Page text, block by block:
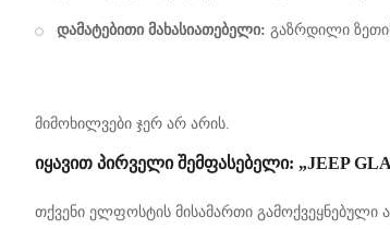
დამატებითი მახასიათებელი: გაზრდილი
მიმოხილვები ჯერ არ არის.
ᲘᲧᲐᲕᲘᲗ ᲞᲘᲠᲕᲔᲚᲘ ᲨᲔᲛᲤᲐᲡᲔᲑᲔᲚᲘ: „JEEP
თქვენი ელფოსტის მისამართი გამოქვეყნებული